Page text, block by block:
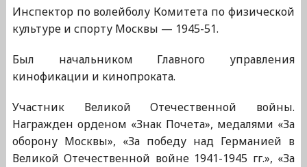
Инспектор по волейболу Комитета по физической
культуре и спорту Москвы — 1945-51.
Был начальником Главного управления
кинофикации и кинопроката.
Участник Великой Отечественной войны.
Награжден орденом «Знак Почета», медалями «За
оборону Москвы», «За победу над Германией в
Великой Отечественной войне 1941-1945 гг.», «За